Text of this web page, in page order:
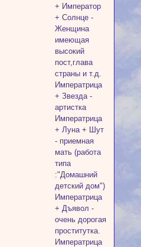
+ Император
+ Солнце -
Женщина
имеющая
высокий
пост,глава
страны и т.д.
Императрица
+ Звезда -
артистка
Императрица
+ Луна + Шут
- приемная
мать (работа
типа
:"Домашний
детский дом")
Императрица
+ Дъявол -
очень дорогая
проститутка.
Императрица